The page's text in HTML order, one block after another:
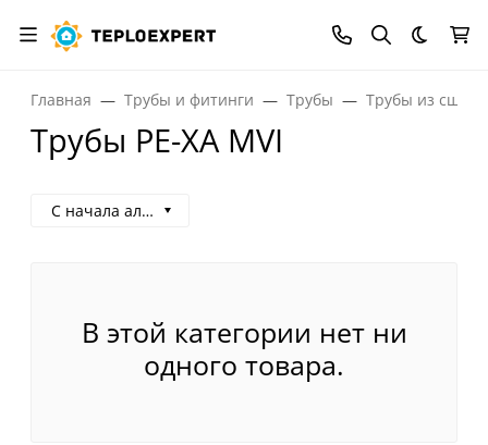
Темная
Главная Трубы и фитинги Трубы Трубы из
Трубы PE-XA MVI
С начала алфавита
В этой категории нет ни
одного товара.